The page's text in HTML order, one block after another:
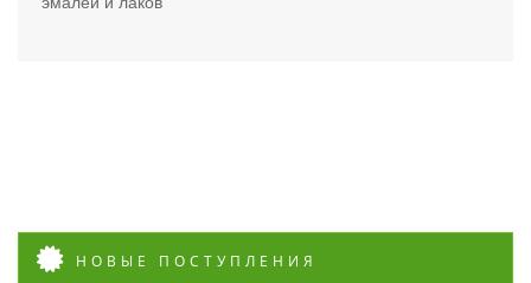
НОВЫЕ ПОСТУПЛЕНИЯ